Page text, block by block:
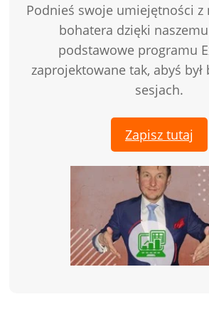
Podnieś swoje umiejętności z
bohatera dzięki
podstawowe programu
zaprojektowane tak, abyś był
sesjach.
Zapisz tutaj